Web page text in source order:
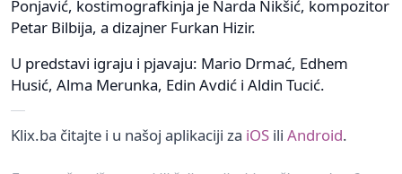
Ponjavić, kostimografkinja je Narda Nikšić, kompozitor
Petar Bilbija, a dizajner Furkan Hizir.
U predstavi igraju i pjavaju: Mario Drmać, Edhem
Husić, Alma Merunka, Edin Avdić i Aldin Tucić.
Klix.ba čitajte i u našoj aplikaciji za iOS ili Android.